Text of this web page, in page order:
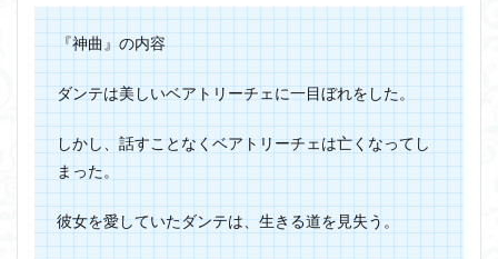
『神曲』の内容
ダンテは美しいベアトリーチェに一目ぼれをした。
しかし、話すことなくベアトリーチェは亡くなってし
まった。
彼女を愛していたダンテは、生きる道を見失う。